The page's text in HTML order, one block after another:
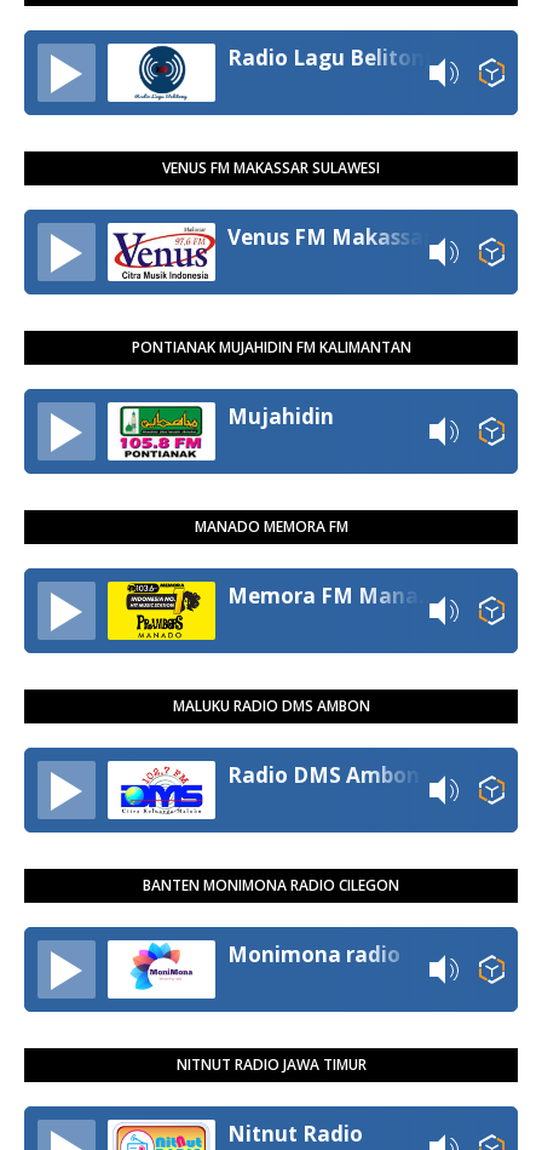
Radio Lagu Belitong
VENUS FM MAKASSAR SULAWESI
Venus FM Makassar
PONTIANAK MUJAHIDIN FM KALIMANTAN
Mujahidin
MANADO MEMORA FM
MALUKU RADIO DMS AMBON
Radio DMS Ambon
BANTEN MONIMONA RADIO CILEGON
Monimona radio
NITNUT RADIO JAWA TIMUR
Nitnut Radio